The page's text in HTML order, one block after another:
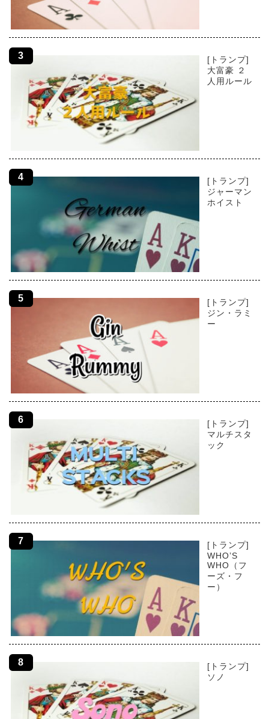
[トランプ]
大富豪 ２
人用ルール
[トランプ]
ジャーマン
ホイスト
[トランプ]
ジン・ラミ
ー
[トランプ]
マルチスタ
ック
[トランプ]
WHO’S
WHO（フ
ーズ・フ
ー）
[トランプ]
ソノ